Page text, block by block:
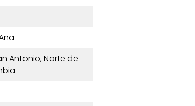
Antonio, Norte de